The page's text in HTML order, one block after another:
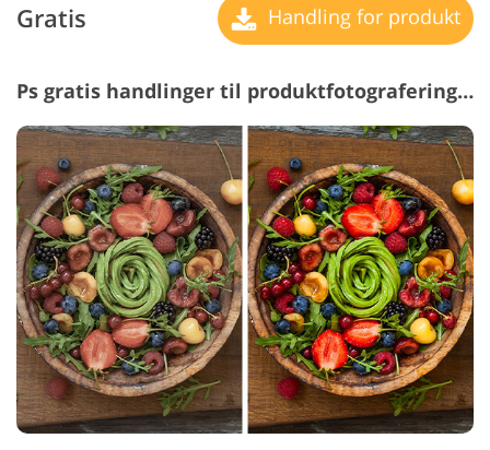
Gratis Handling for produkt
Ps gratis handlinger til produktfotografering #11 "Сolorful"